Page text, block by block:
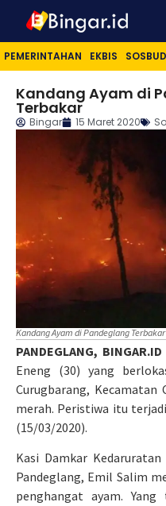
PEMERINTAHAN EKBIS SOSBUD
Kandang Ayam di
Terbakar
Bingar 15 Maret 2020
Kandang Ayam di Pandeglang
PANDEGLANG, BINGAR.ID
Eneng (30) yang
Curugbarang, Kecamatan
merah. Peristiwa itu
(15/03/2020).
Kasi Damkar
Pandeglang, Emil Salim
penghangat ayam.